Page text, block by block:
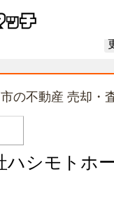
の不動産 売却・
ハシモトホ